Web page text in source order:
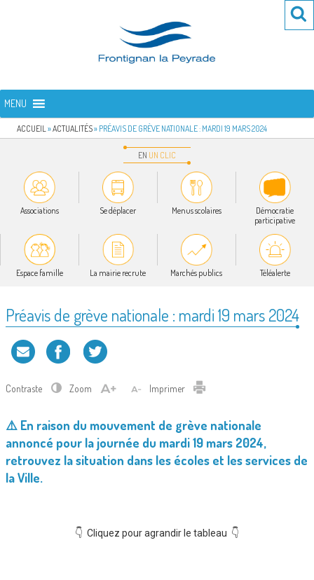
FRONTIGNAN LA PEYRADE
MENU
ACCUEIL »ACTUALITÉS» PRÉAVIS DE GRÈVE NATIONALE : MARDI 19 MARS 2024
EN UN CLIC
Associations Se déplacer Menus scolaires
Démocratie
participative
Espace famille La mairie recrute Marchés publics Téléalerte
Préavis de grève nationale : mardi 19 mars 2024
Contraste Zoom Imprimer
⚠️ En raison du mouvement de grève nationale
annoncé pour la journée du mardi 19 mars 2024,
retrouvez la situation dans les écoles et les services de
la Ville.
👇 Cliquez pour agrandir le tableau 👇